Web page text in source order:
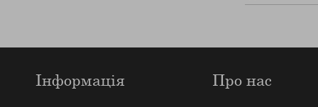
Інформація Про нас